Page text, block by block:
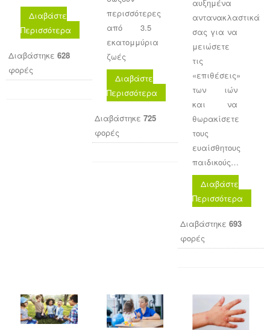
Διαβάστε
Περισσότερα
Διαβάστηκε 628
φορές
περισσότερες
από 3.5
εκατομμύρια
ζωές
Διαβάστε
Περισσότερα
Διαβάστηκε 725
φορές
αυξημένα
αντανακλαστικά
σας για να
μειώσετε
τις
«επιθέσεις»
των ιών
και να
θωρακίσετε
τους
ευαίσθητους
παιδικούς…
Διαβάστε
Περισσότερα
Διαβάστηκε693
φορές